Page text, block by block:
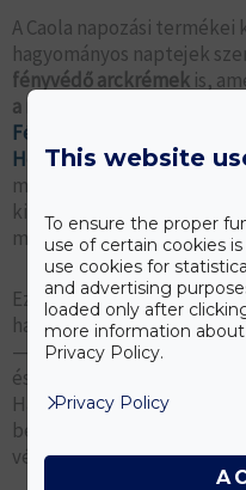
A Caola napozási termékei
hagyományos naptejek
fényvédő arckrémek is,
a napvédelmet
Fényvédő arckrém
Hello Summer Tonizáló
melyek célzottan
kiegyenlítésében, a
miközben hatékony UVA/
Ezek a krémek ideális
használatra, mivel nem
— így gyakorlatilag
és fényvédelmet egyetlen
Használatukkal időt
benne, hogy arcod
védelmet a káros
This website
To ensure the proper
use of certain cookies
use cookies for
and advertising
loaded only after
more information
Privacy Policy.
Privacy Policy